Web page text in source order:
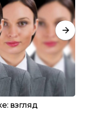
взгляд